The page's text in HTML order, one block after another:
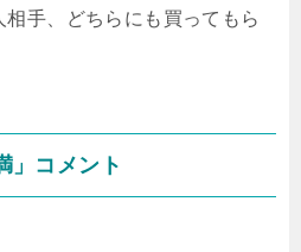
手、どちらにも買ってもら
」コメント